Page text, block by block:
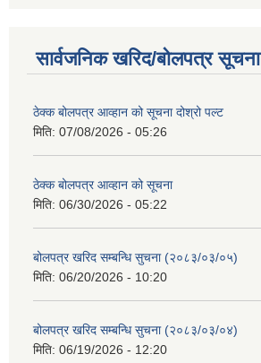
सार्वजनिक खरिद/बोलपत्र सूचना
ठेक्क बोलपत्र आव्हान को सूचना दोश्रो पल्ट
मिति: 07/08/2026 - 05:26
ठेक्क बोलपत्र आव्हान को सूचना
मिति: 06/30/2026 - 05:22
बोलपत्र खरिद सम्बन्धि सुचना (२०८३/०३/०५)
मिति: 06/20/2026 - 10:20
बोलपत्र खरिद सम्बन्धि सुचना (२०८३/०३/०४)
मिति: 06/19/2026 - 12:20